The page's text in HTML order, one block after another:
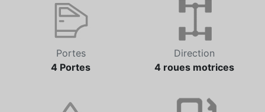
4 Portes
4 roues motrices